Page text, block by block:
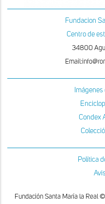
Fundacion
Centro de
34800
Condex
Política
Fundación Santa María la Real